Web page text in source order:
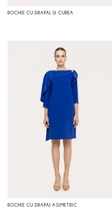
ROCHIE CU DRAPAJ SI CUREA
ROCHIE CU DRAPAJ ASIMETRIC